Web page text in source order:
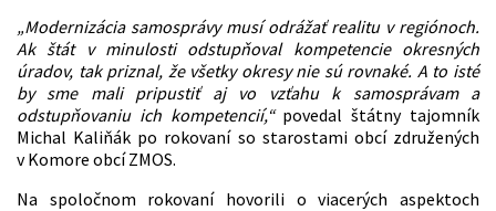
„Modernizácia samosprávy musí odrážať realitu v regiónoch.
Ak štát v minulosti odstupňoval kompetencie okresných
úradov, tak priznal, že všetky okresy nie sú rovnaké. A to isté
by sme mali pripustiť aj vo vzťahu k samosprávam a
odstupňovaniu ich kompetencií,“ povedal štátny tajomník
Michal Kaliňák po rokovaní so starostami obcí združených
v Komore obcí ZMOS.
Na spoločnom rokovaní hovorili o viacerých aspektoch